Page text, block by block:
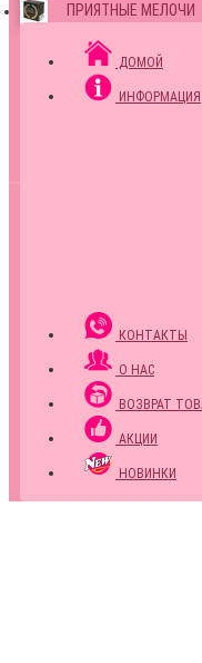
ПРИЯТНЫЕ МЕЛОЧИ
ДОМОЙ
ИНФОРМАЦИЯ
КОНТАКТЫ
О НАС
ВОЗВРАТ
АКЦИИ
НОВИНКИ